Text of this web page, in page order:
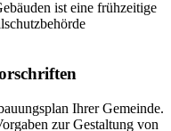
ist eine frühzeitige
Ihrer Gemeinde.
zur Gestaltung von